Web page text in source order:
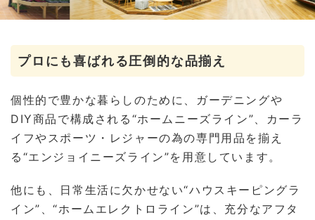
プロにも喜ばれる圧倒的な品揃え
個性的で豊かな暮らしのために、ガーデニングや
DIY商品で構成される“ホームニーズライン”、カーラ
イフやスポーツ・レジャーの為の専門用品を揃え
る“エンジョイニーズライン”を用意しています。
他にも、日常生活に欠かせない“ハウスキーピングラ
イン”、“ホームエレクトロライン”は、充分なアフタ